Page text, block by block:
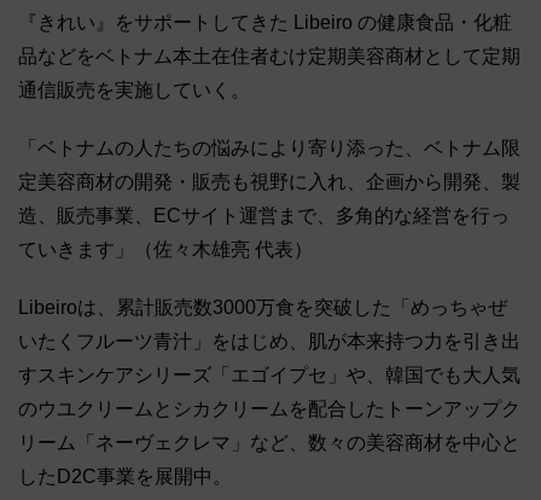
『きれい』をサポートしてきた Libeiro の健康食品・化粧
品などをベトナム本土在住者むけ定期美容商材として定期
通信販売を実施していく。
「ベトナムの人たちの悩みにより寄り添った、ベトナム限
定美容商材の開発・販売も視野に入れ、企画から開発、製
造、販売事業、ECサイト運営まで、多角的な経営を行っ
ていきます」（佐々木雄亮 代表）
Libeiroは、累計販売数3000万食を突破した「めっちゃぜ
いたくフルーツ青汁」をはじめ、肌が本来持つ力を引き出
すスキンケアシリーズ「エゴイプセ」や、韓国でも大人気
のウユクリームとシカクリームを配合したトーンアップク
リーム「ネーヴェクレマ」など、数々の美容商材を中心と
したD2C事業を展開中。